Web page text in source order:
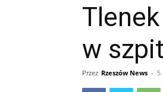
w
Przez Rzeszów News - 5